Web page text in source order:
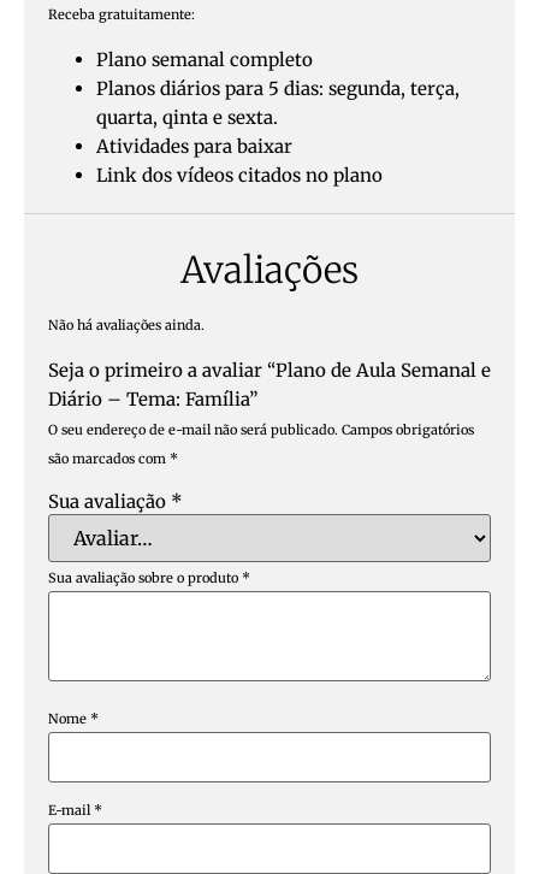
Receba gratuitamente:
Plano semanal completo
Planos diários para 5 dias: segunda, terça,
quarta, qinta e sexta.
Atividades para baixar
Link dos vídeos citados no plano
Avaliações
Não há avaliações ainda.
Seja o primeiro a avaliar “Plano de Aula Semanal e
Diário – Tema: Família”
O seu endereço de e-mail não será publicado. Campos obrigatórios
são marcados com *
Sua avaliação *
Sua avaliação sobre o produto *
Nome *
E-mail *